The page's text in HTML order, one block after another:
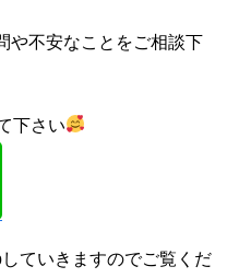
や不安なことをご相談下
下さい
ていきますのでご覧くだ